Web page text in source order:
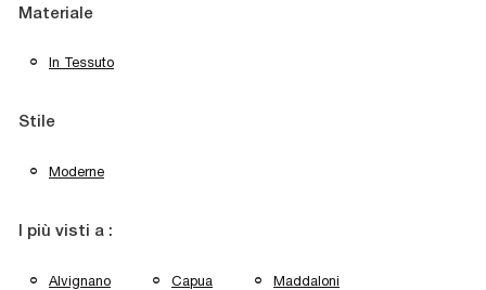
Materiale
In Tessuto
Stile
Moderne
I più visti a :
Alvignano Capua Maddaloni